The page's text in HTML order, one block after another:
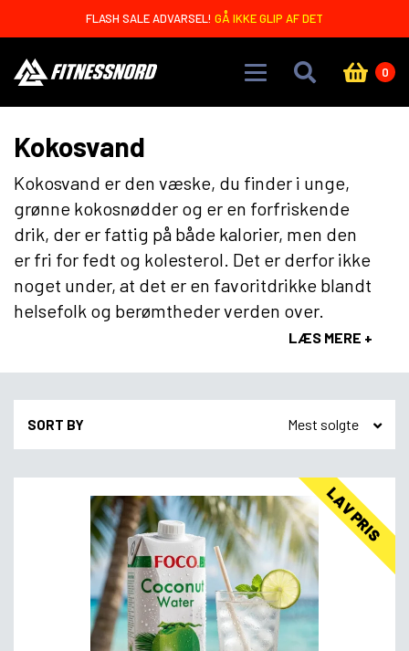
FLASH SALE ADVARSEL! GÅ IKKE GLIP AF DET
0
Kokosvand
Kokosvand er den væske, du finder i unge,
grønne kokosnødder og er en forfriskende
drik, der er fattig på både kalorier, men den
er fri for fedt og kolesterol. Det er derfor ikke
noget under, at det er en favoritdrikke blandt
helsefolk og berømtheder verden over.
LÆS MERE +
SORT BY
LAV PRIS